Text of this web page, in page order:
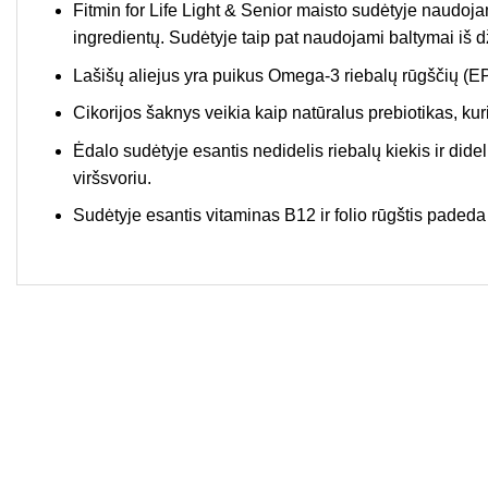
Fitmin for Life Light & Senior maisto sudėtyje
ingredientų. Sudėtyje taip pat naudojami baltymai iš
Lašišų aliejus yra puikus Omega-3 riebalų rūgščių
Cikorijos šaknys veikia kaip natūralus prebiotikas,
Ėdalo sudėtyje esantis nedidelis riebalų kiekis ir
viršsvoriu.
Sudėtyje esantis vitaminas B12 ir folio rūgštis